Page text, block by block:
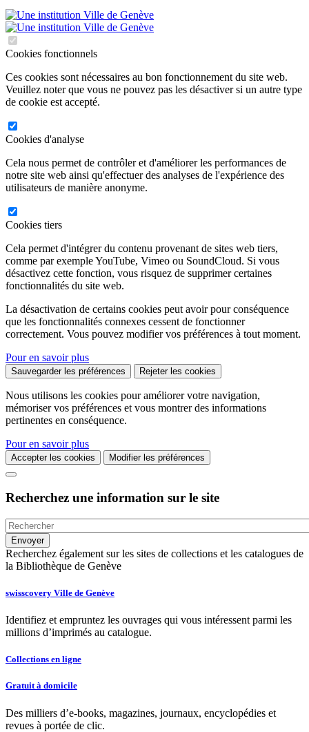
Cookies fonctionnels
Ces cookies sont nécessaires au bon fonctionnement du site web.
Veuillez noter que vous ne pouvez pas les désactiver si un autre type
de cookie est accepté.
Cookies d'analyse
Cela nous permet de contrôler et d'améliorer les performances de
notre site web ainsi qu'effectuer des analyses de l'expérience des
utilisateurs de manière anonyme.
Cookies tiers
Cela permet d'intégrer du contenu provenant de sites web tiers,
comme par exemple YouTube, Vimeo ou SoundCloud. Si vous
désactivez cette fonction, vous risquez de supprimer certaines
fonctionnalités du site web.
La désactivation de certains cookies peut avoir pour conséquence
que les fonctionnalités connexes cessent de fonctionner
correctement. Vous pouvez modifier vos préférences à tout moment.
Pour en savoir plus
Sauvegarder les préférences Rejeter les cookies
Nous utilisons les cookies pour améliorer votre navigation,
mémoriser vos préférences et vous montrer des informations
pertinentes en conséquence.
Pour en savoir plus
Accepter les cookies Modifier les préférences
Recherchez une information sur le site
Recherchez également sur les sites de collections et les catalogues de
la Bibliothèque de Genève
swisscovery Ville de Genève
Identifiez et empruntez les ouvrages qui vous intéressent parmi les
millions d’imprimés au catalogue.
Collections en ligne
Gratuit à domicile
Des milliers d’e-books, magazines, journaux, encyclopédies et
revues à portée de clic.